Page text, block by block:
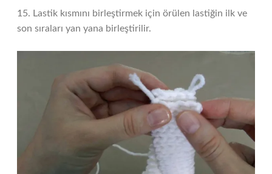
15. Lastik kısmını birleştirmek için örülen lastiğin ilk ve
son sıraları yan yana birleştirilir.